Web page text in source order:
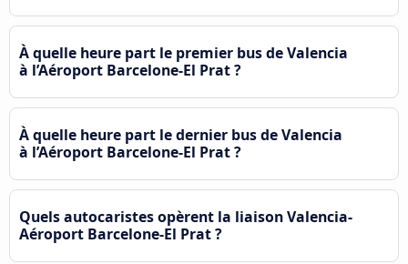
À quelle heure part le premier bus de Valencia
à l’Aéroport Barcelone-El Prat ?
À quelle heure part le dernier bus de Valencia
à l’Aéroport Barcelone-El Prat ?
Quels autocaristes opèrent la liaison Valencia-
Aéroport Barcelone-El Prat ?